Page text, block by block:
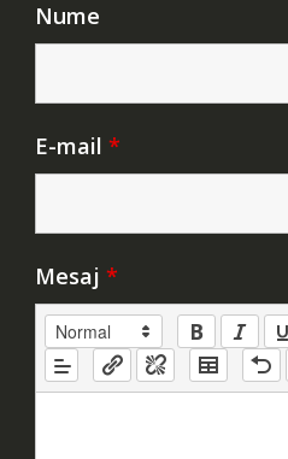
Nume
E-mail *
Mesaj *